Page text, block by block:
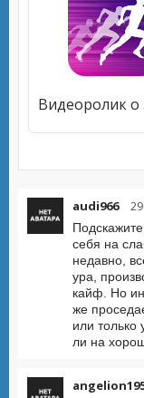
audi966
себя на
недавно,
ура,
кайф. Но
же
или только
ли на